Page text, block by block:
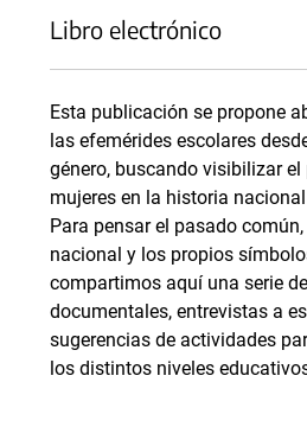
Libro electrónico
Esta publicación se propone
las efemérides escolares
género, buscando visibilizar
mujeres en la historia
Para pensar el pasado
nacional y los propios
compartimos aquí una serie
documentales, entrevistas a
sugerencias de actividades
los distintos niveles